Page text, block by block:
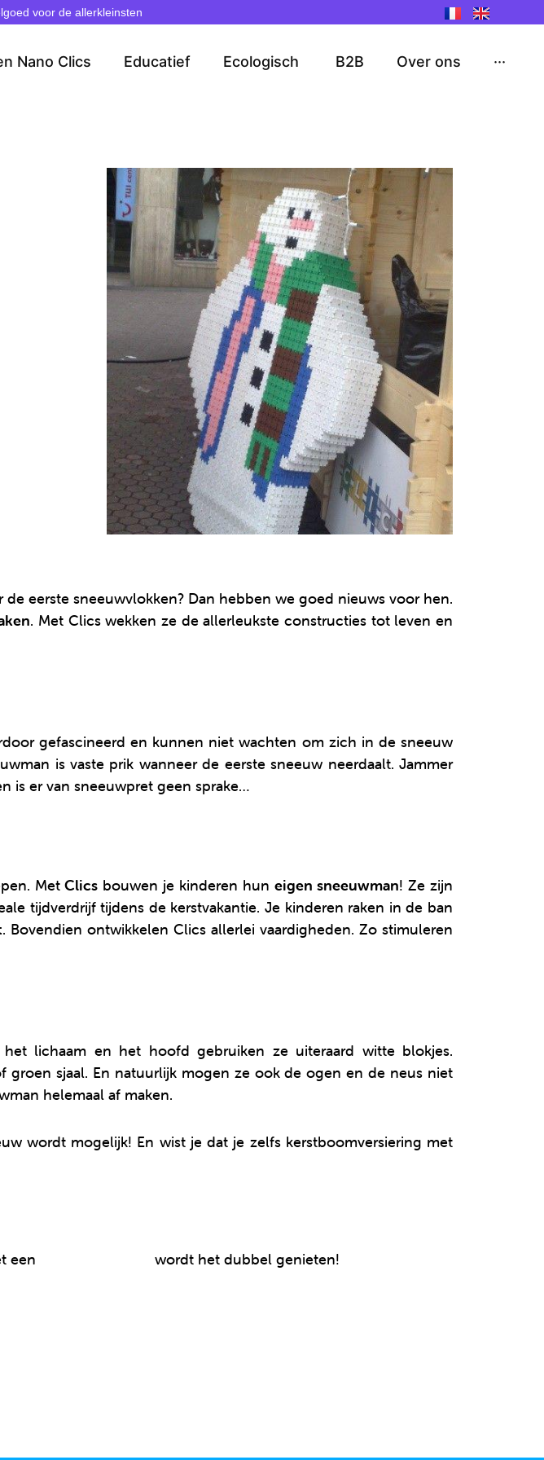
voor de allerkleinsten
Nano Clics Educatief Ecologisch B2B Over ons ···
eerste sneeuwvlokken? Dan hebben we goed nieuws voor hen.
. Met Clics wekken ze de allerleukste constructies tot leven en
gefascineerd en kunnen niet wachten om zich in de sneeuw
is vaste prik wanneer de eerste sneeuw neerdaalt. Jammer
is er van sneeuwpret geen sprake…
MetClics bouwen je kinderen hun eigen sneeuwman! Ze zijn
tijdverdrijf tijdens de kerstvakantie. Je kinderen raken in de ban
. Bovendien ontwikkelen Clics allerlei vaardigheden. Zo stimuleren
het lichaam en het hoofd gebruiken ze uiteraard witte blokjes.
groen sjaal. En natuurlijk mogen ze ook de ogen en de neus niet
helemaal af maken.
wordt mogelijk! En wist je dat je zelfs kerstboomversiering met
een wordt het dubbel genieten!